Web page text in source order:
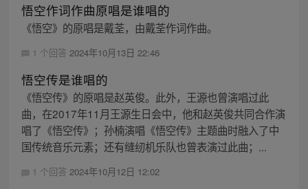
悟空作词作曲原唱是谁唱的
《悟空》的原唱是戴荃，由戴荃作词作曲。
1 个回答 2024年10月13日 22:46
悟空传是谁唱的
《悟空传》的原唱是赵英俊。此外，王源也曾演唱过此
曲，在2017年11月王源生日会中，他和赵英俊共同合作演
唱了《悟空传》；孙楠演唱《悟空传》主题曲时融入了中
国传统音乐元素；还有缝纫机乐队也曾表演过此曲；...
1 个回答 2024年10月12日 12:02